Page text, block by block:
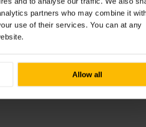
partners who may combine it
use of their services. You can at any
Allow all